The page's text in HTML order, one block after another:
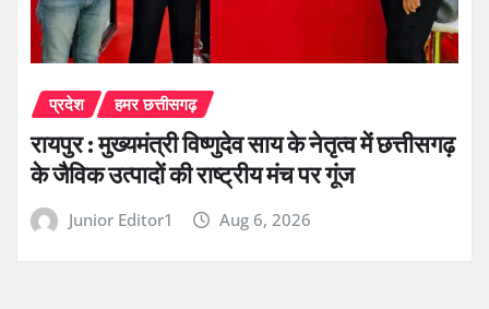
प्रदेश हमर छत्तीसगढ़
रायपुर : मुख्यमंत्री विष्णुदेव साय के नेतृत्व में छत्तीसगढ़
के जैविक उत्पादों की राष्ट्रीय मंच पर गूंज
Junior Editor1 Aug 6, 2026